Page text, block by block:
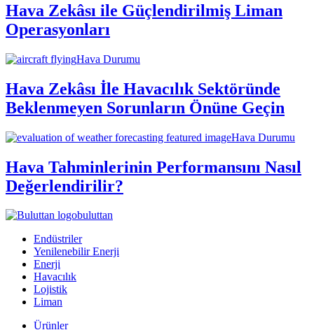
Hava Zekâsı ile Güçlendirilmiş Liman
Operasyonları
Hava Durumu
Hava Zekâsı İle Havacılık Sektöründe
Beklenmeyen Sorunların Önüne Geçin
Hava Durumu
Hava Tahminlerinin Performansını Nasıl
Değerlendirilir?
buluttan
Endüstriler
Yenilenebilir Enerji
Enerji
Havacılık
Lojistik
Liman
Ürünler